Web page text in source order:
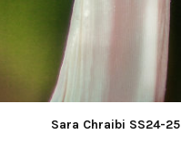
Sara Chraibi SS24-25